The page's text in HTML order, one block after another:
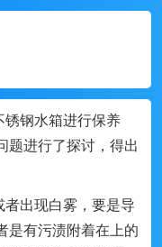
钢水箱进行保养
题进行了探讨，得出
出现白雾，要是导
是有污渍附着在上的